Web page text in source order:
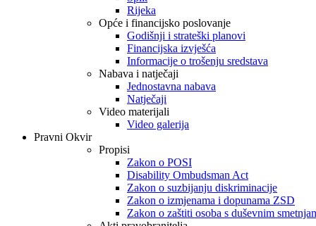
Rijeka
Opće i financijsko poslovanje
Godišnji i strateški planovi
Financijska izvješća
Informacije o trošenju sredstava
Nabava i natječaji
Jednostavna nabava
Natječaji
Video materijali
Video galerija
Pravni Okvir
Propisi
Zakon o POSI
Disability Ombudsman Act
Zakon o suzbijanju diskriminacije
Zakon o izmjenama i dopunama ZSD
Zakon o zaštiti osoba s duševnim